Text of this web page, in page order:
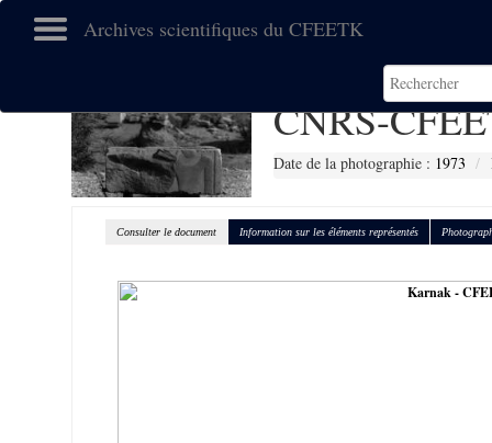
Archives scientifiques du CFEETK
CNRS-
Date de la photographie : 1973
Consulter le document Information sur les éléments représentés